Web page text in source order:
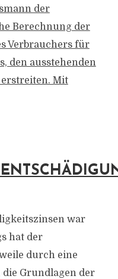
der
Berechnung der
Verbrauchers für
den ausstehenden
Mit
war
hat der
durch eine
Grundlagen der